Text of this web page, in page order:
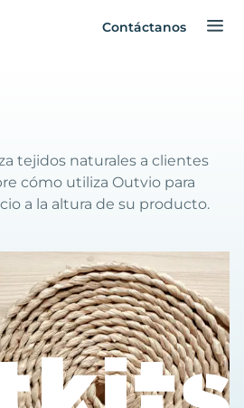
Contáctanos
tejidos naturales a clientes
cómo utiliza Outvio para
a la altura de su producto.